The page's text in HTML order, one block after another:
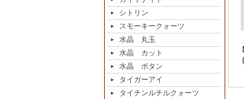
シトリン
スモーキークォーツ
水晶 丸玉
水晶 カット
水晶 ボタン
タイガーアイ
タイチンルチルクォーツ